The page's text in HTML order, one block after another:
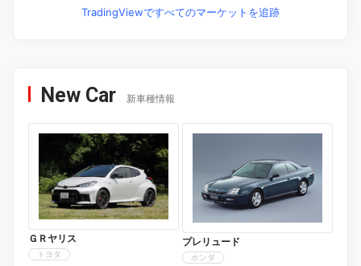
TradingViewですべてのマーケットを追跡
New Car 新車種情報
ＧＲヤリス
トヨタ
プレリュード
ホンダ